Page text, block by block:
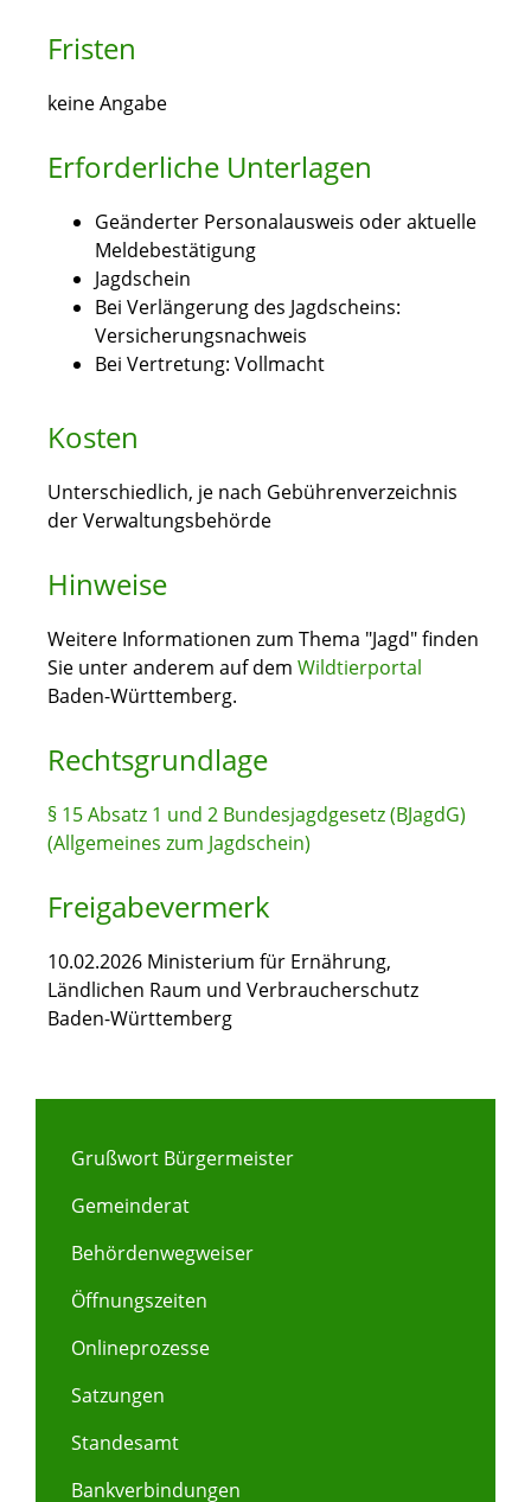
Fristen
keine Angabe
Erforderliche Unterlagen
Geänderter Personalausweis oder aktuelle
Meldebestätigung
Jagdschein
Bei Verlängerung des Jagdscheins:
Versicherungsnachweis
Bei Vertretung: Vollmacht
Kosten
Unterschiedlich, je nach Gebührenverzeichnis
der Verwaltungsbehörde
Hinweise
Weitere Informationen zum Thema "Jagd" finden
Sie unter anderem auf dem Wildtierportal
Baden-Württemberg.
Rechtsgrundlage
§ 15 Absatz 1 und 2 Bundesjagdgesetz (BJagdG)
(Allgemeines zum Jagdschein)
Freigabevermerk
10.02.2026 Ministerium für Ernährung,
Ländlichen Raum und Verbraucherschutz
Baden-Württemberg
Grußwort Bürgermeister
Gemeinderat
Behördenwegweiser
Öffnungszeiten
Onlineprozesse
Satzungen
Standesamt
Bankverbindungen